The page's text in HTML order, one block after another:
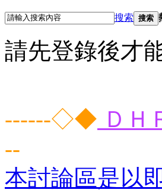
搜索 搜索
請先登錄後才
------◇◆ ＤＨ
--
本討論區是以